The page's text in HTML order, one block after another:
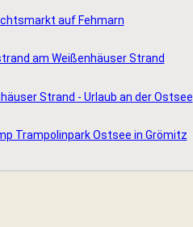
auf Fehmarn
am Weißenhäuser Strand
Strand - Urlaub an der Ostsee
Trampolinpark Ostsee in Grömitz